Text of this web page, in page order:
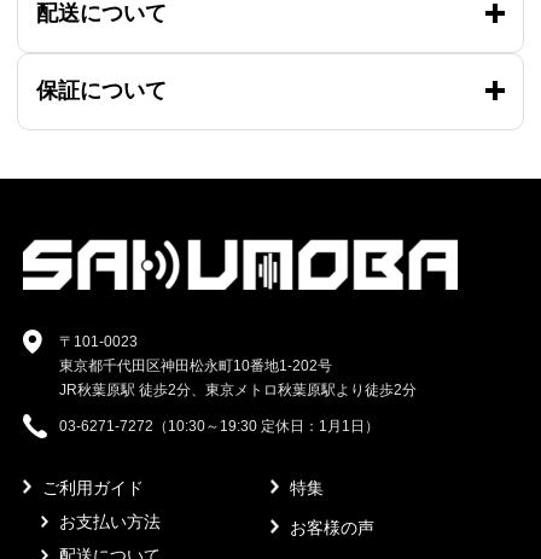
配送について
保証について
〒101-0023
東京都千代田区神田松永町10番地1-202号
JR秋葉原駅 徒歩2分、東京メトロ秋葉原駅より徒歩2分
03-6271-7272（10:30～19:30 定休日：1月1日）
ご利用ガイド
お支払い方法
特集
お客様の声